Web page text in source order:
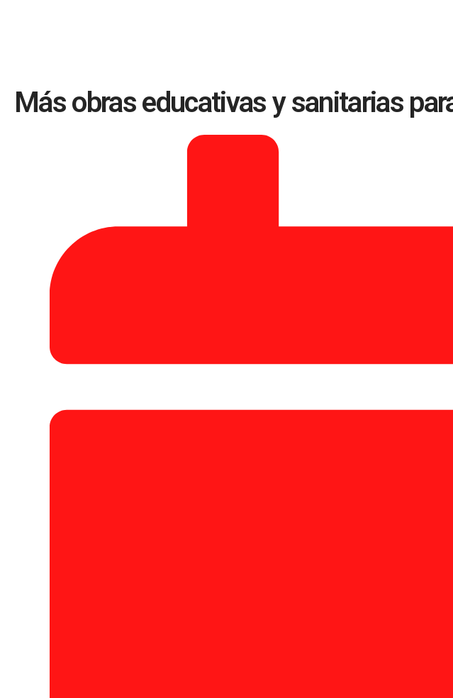
Más obras educativas y sanitarias